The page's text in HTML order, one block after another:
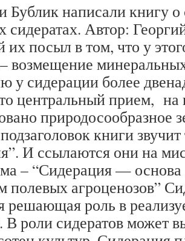
Бублик написали книгу
сидератах. Автор:
их посыл в том, что у
возмещение
у сидерации более
центральный прием, на
природосообразное
книги
И ссылаются они на
– “Сидерация —
полевых агроценозов”
решающая роль в
В роли сидератов может